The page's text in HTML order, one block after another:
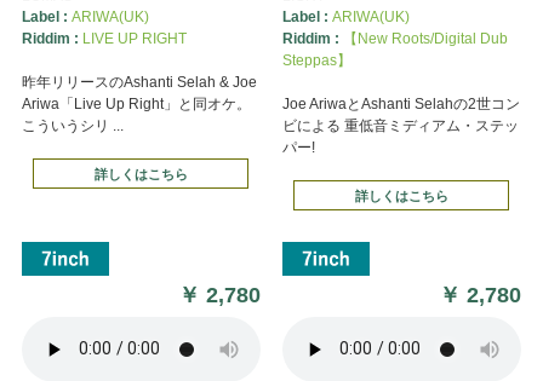
Label : ARIWA(UK)
Riddim : LIVE UP RIGHT
昨年リリースのAshanti Selah & Joe
Ariwa「Live Up Right」と同オケ。
こういうシリ ...
詳しくはこちら
￥2,780
Label : ARIWA(UK)
Riddim :
【New Roots/Digital Dub
Steppas】
Joe AriwaとAshanti Selahの2世コン
ビによる 重低音ミディアム・ステッ
パー!
詳しくはこちら
￥2,780